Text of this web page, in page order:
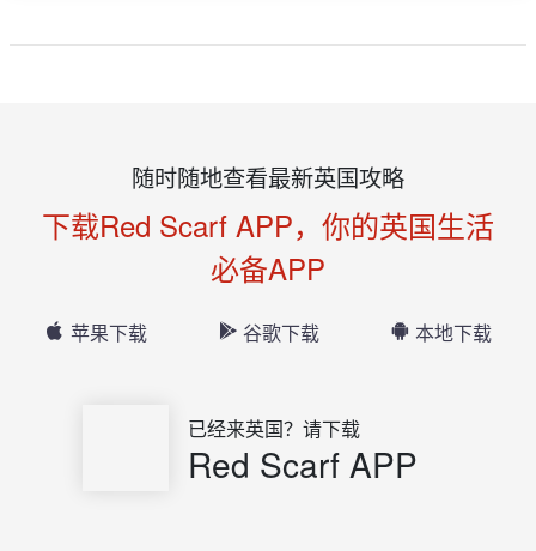
随时随地查看最新英国攻略
下载Red Scarf APP，你的英国生活
必备APP
苹果下载 谷歌下载 本地下载
已经来英国？请下载
Red Scarf APP